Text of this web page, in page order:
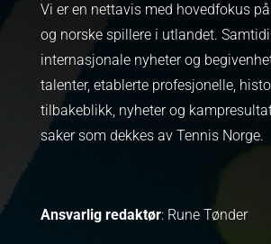
Vi er en nettavis med hovedfokus
og norske spillere i utlandet.
internasjonale nyheter og
talenter, etablerte profesjonelle,
tilbakeblikk, nyheter og
saker som dekkes av Tennis Norge.
Ansvarlig redaktør: Rune Tønder